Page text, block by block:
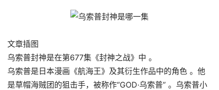
文章插图
乌索普封神是在第677集《封神之战》中 。
乌索普是日本漫画《航海王》及其衍生作品中的角色 。他
是草帽海贼团的狙击手，被称作“GOD·乌索普” 。乌索普小